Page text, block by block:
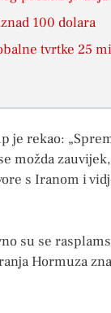
100 dolara
tvrtke 25
je rekao:
možda
s Iranom i
su se
Hormuza